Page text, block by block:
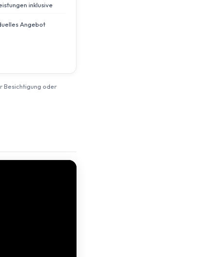
inklusive
Angebot
Besichtigung oder